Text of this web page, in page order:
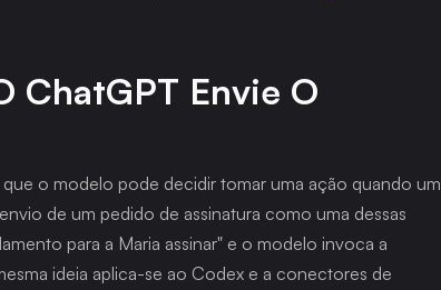
ChatGPT Envie O
o modelo pode decidir tomar uma ação quando um
de um pedido de assinatura como uma dessas
para a Maria assinar" e o modelo invoca a
ideia aplica-se ao Codex e a conectores de